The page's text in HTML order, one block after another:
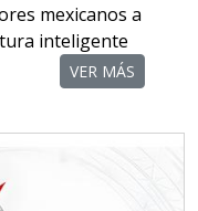
mexicanos a
inteligente
VER MÁS